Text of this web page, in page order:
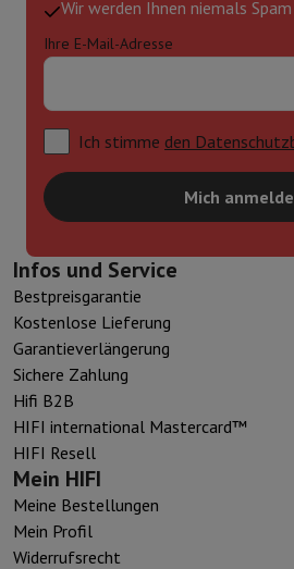
Wir werden Ihnen niemals
Ihre E-Mail-Adresse
Ich stimme den
Mich
Infos und Service
Bestpreisgarantie
Kostenlose Lieferung
Garantieverlängerung
Sichere Zahlung
Hifi B2B
HIFI international Mastercard™
HIFI Resell
Mein HIFI
Meine Bestellungen
Mein Profil
Widerrufsrecht